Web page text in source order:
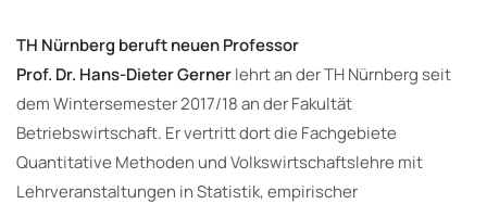
TH Nürnberg beruft neuen Professor
Prof. Dr. Hans-Dieter Gernerlehrt an der TH Nürnberg seit
dem Wintersemester 2017/18 an der Fakultät
Betriebswirtschaft. Er vertritt dort die Fachgebiete
Quantitative Methoden und Volkswirtschaftslehre mit
Lehrveranstaltungen in Statistik, empirischer